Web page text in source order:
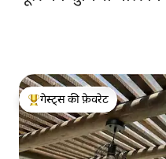
गेस्ट्स का टॉप फ़ेवरेट
गेस्ट्स की फ़ेवरेट